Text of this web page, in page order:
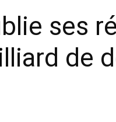
ses
de